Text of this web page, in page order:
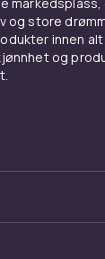
og store
innen
og